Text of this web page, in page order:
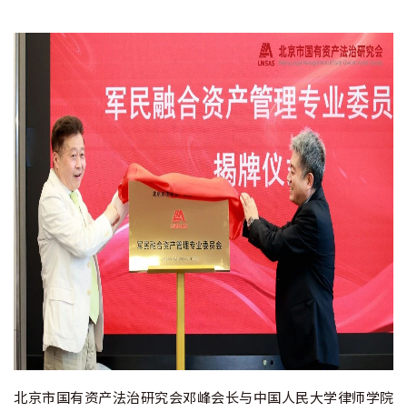
北京市国有资产法治研究会邓峰会长与中国人民大学律师学院